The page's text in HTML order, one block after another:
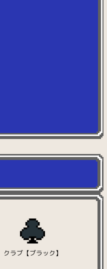
クラブ【ブラック】